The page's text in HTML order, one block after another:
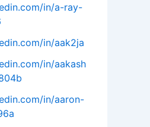
in/a-ray-
in/aak2ja
in/aakash
in/aaron-